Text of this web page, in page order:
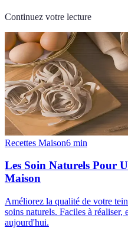
Continuez votre lecture
Recettes Maison6 min
Les Soin Naturels Pour
Maison
Améliorez la qualité de votre
soins naturels. Faciles à
aujourd'hui.